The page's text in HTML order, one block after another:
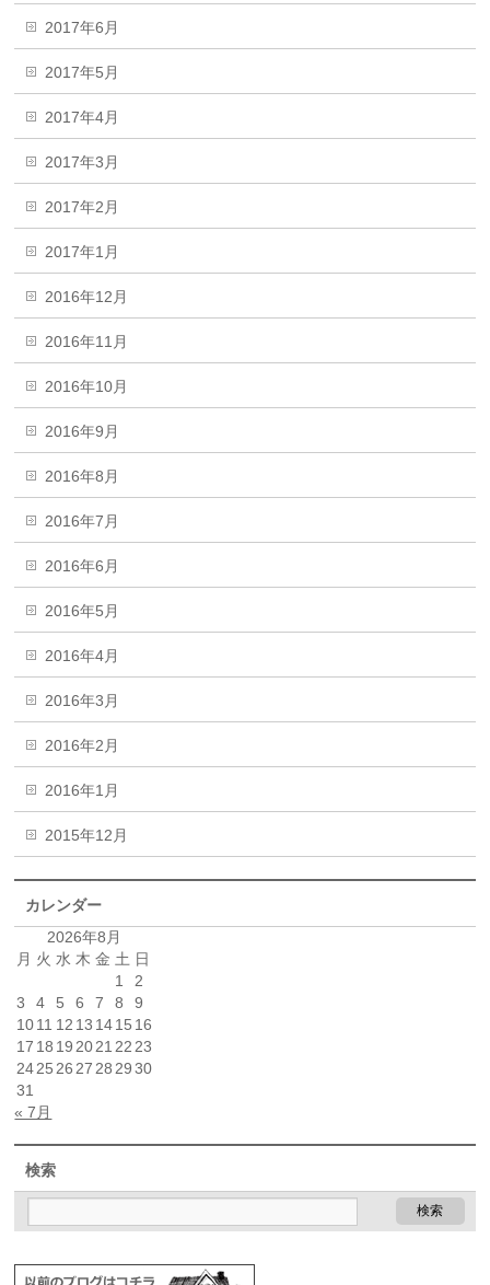
2017年6月
2017年5月
2017年4月
2017年3月
2017年2月
2017年1月
2016年12月
2016年11月
2016年10月
2016年9月
2016年8月
2016年7月
2016年6月
2016年5月
2016年4月
2016年3月
2016年2月
2016年1月
2015年12月
カレンダー
2026年8月
月 火 水 木 金 土 日
1
2
3
4 5 6 7 8
9
1011 12 13 1415 16
17 18 19 2021 22 23
2425 26 27 28 29 30
31
« 7月
検索